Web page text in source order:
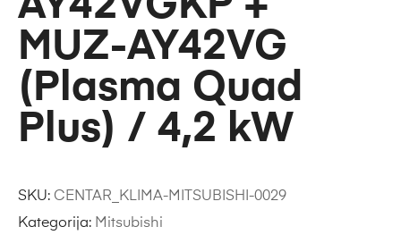
MUZ-AY42VG
(Plasma Quad
Plus) / 4,2 kW
SKU: CENTAR_KLIMA-MITSUBISHI-0029
Kategorija: Mitsubishi